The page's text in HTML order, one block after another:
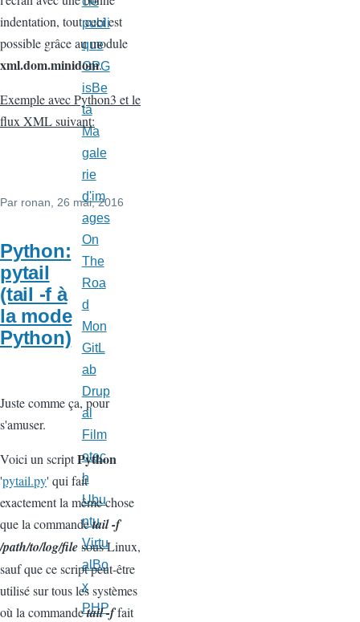
indentation, tout ceci est
possible grâce au module
xml.dom.minidom.
Exemple avec Python3 et le
flux XML suivant:
Par ronan , 26 mai, 2016
Python:
pytail
(tail -f à
la mode
Python)
Juste comme ça, pour
s'amuser.
Voici un scriptPython
'pytail.py' qui fait
exactement la même chose
que la commandetail -f
/path/to/log/filesous Linux,
sauf que ce script peut-être
utilisé sur tous les systèmes
où la commandetail -ffait
publi
que
GPG
isBe
ta
Ma
gale
rie
d'im
ages
On
The
Roa
d
Mon
GitL
ab
Drup
al
Film
otec
h
Ubu
ntu
Virtu
alBo
x
PHP